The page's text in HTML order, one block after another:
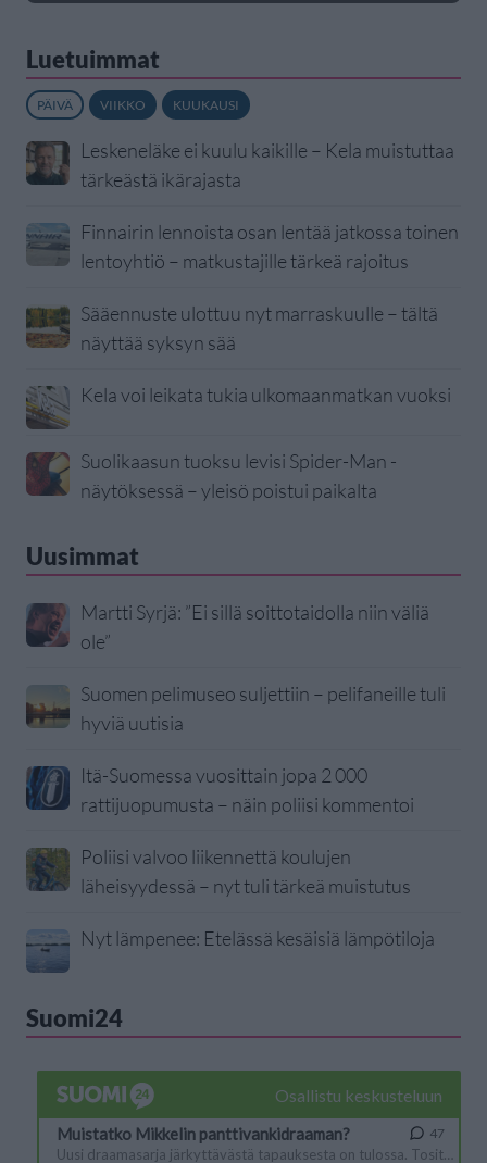
Luetuimmat
PÄIVÄ VIIKKO KUUKAUSI
Leskeneläke ei kuulu kaikille – Kela muistuttaa
tärkeästä ikärajasta
Finnairin lennoista osan lentää jatkossa toinen
lentoyhtiö – matkustajille tärkeä rajoitus
Sääennuste ulottuu nyt marraskuulle – tältä
näyttää syksyn sää
Kela voi leikata tukia ulkomaanmatkan vuoksi
Suolikaasun tuoksu levisi Spider-Man -
näytöksessä – yleisö poistui paikalta
Uusimmat
Martti Syrjä: ”Ei sillä soittotaidolla niin väliä
ole”
Suomen pelimuseo suljettiin – pelifaneille tuli
hyviä uutisia
Itä-Suomessa vuosittain jopa 2 000
rattijuopumusta – näin poliisi kommentoi
Poliisi valvoo liikennettä koulujen
läheisyydessä – nyt tuli tärkeä muistutus
Nyt lämpenee: Etelässä kesäisiä lämpötiloja
Suomi24